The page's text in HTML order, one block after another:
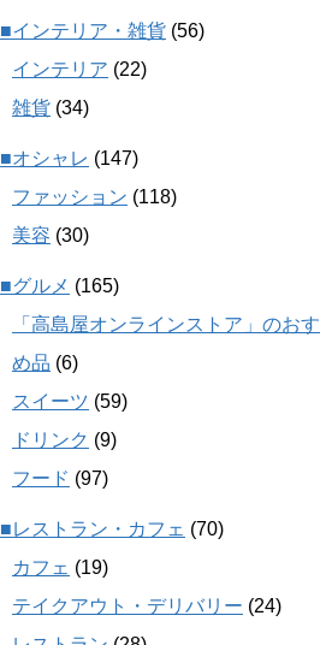
■インテリア・雑貨 (56)
インテリア (22)
雑貨 (34)
■オシャレ (147)
ファッション (118)
美容 (30)
■グルメ (165)
「高島屋オンラインストア」のお
め品 (6)
スイーツ (59)
ドリンク (9)
フード (97)
■レストラン・カフェ (70)
カフェ (19)
テイクアウト・デリバリー (24)